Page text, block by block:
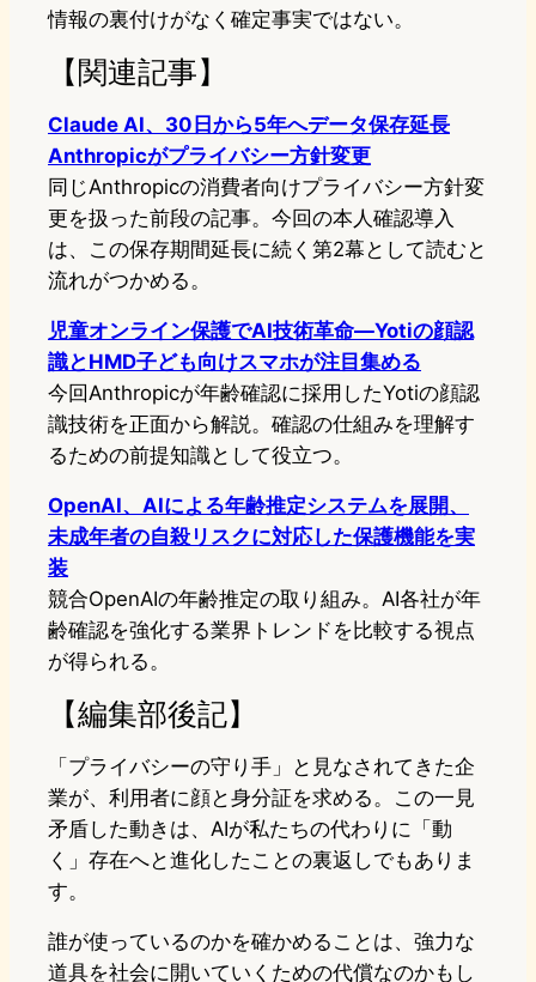
情報の裏付けがなく確定事実ではない。
【関連記事】
Claude AI、30日から5年へデータ保存延長
Anthropicがプライバシー方針変更
同じAnthropicの消費者向けプライバシー方針変
更を扱った前段の記事。今回の本人確認導入
は、この保存期間延長に続く第2幕として読むと
流れがつかめる。
児童オンライン保護でAI技術革命—Yotiの顔認
識とHMD子ども向けスマホが注目集める
今回Anthropicが年齢確認に採用したYotiの顔認
識技術を正面から解説。確認の仕組みを理解す
るための前提知識として役立つ。
OpenAI、AIによる年齢推定システムを展開、
未成年者の自殺リスクに対応した保護機能を実
装
競合OpenAIの年齢推定の取り組み。AI各社が年
齢確認を強化する業界トレンドを比較する視点
が得られる。
【編集部後記】
「プライバシーの守り手」と見なされてきた企
業が、利用者に顔と身分証を求める。この一見
矛盾した動きは、AIが私たちの代わりに「動
く」存在へと進化したことの裏返しでもありま
す。
誰が使っているのかを確かめることは、強力な
道具を社会に開いていくための代償なのかもし